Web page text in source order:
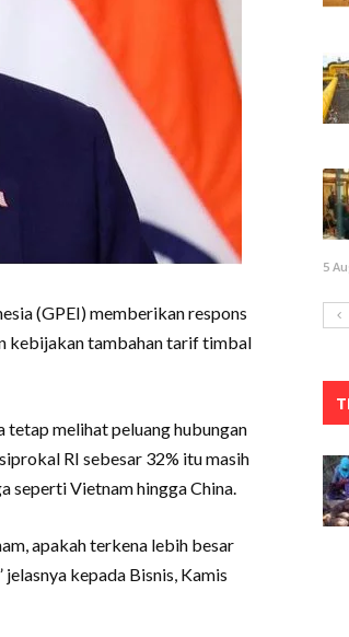
(GPEI) memberikan respons
kebijakan tambahan tarif timbal
tetap melihat peluang hubungan
RI sebesar 32% itu masih
seperti Vietnam hingga China.
apakah terkena lebih besar
kepada Bisnis, Kamis
5